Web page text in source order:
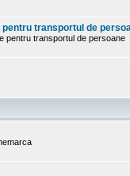
transportul de
pentru transportul de persoane